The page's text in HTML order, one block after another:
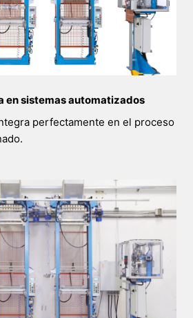
en sistemas automatizados
perfectamente en el proceso